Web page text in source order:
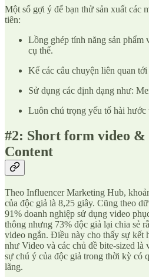
Một số gợi ý để bạn thử sản xuất các
tiên:
Lồng ghép tính năng sản phẩm
cụ thể.
Kể các câu chuyện liên quan tới
Sử dụng các định dạng như:
Luôn chú trọng yếu tố hài hước
#2: Short form video &
Content
Theo Influencer Marketing Hub,
của độc giả là 8,25 giây. Cũng theo
91% doanh nghiệp sử dụng video
thông nhưng 73% độc giả lại chia sẻ
video ngắn. Điều này cho thấy sự kết
như Video và các chủ đề bite-sized là
sự chú ý của độc giả trong thời kỳ có
lãng.